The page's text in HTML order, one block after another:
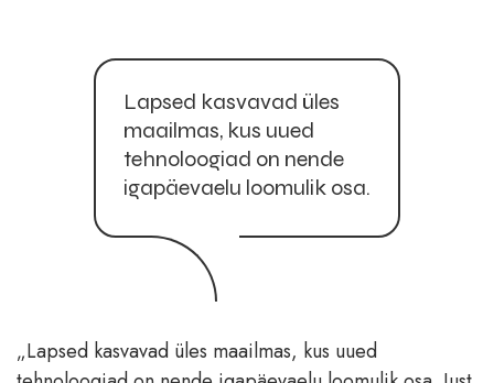
Lapsed kasvavad üles
maailmas, kus uued
tehnoloogiad on nende
igapäevaelu loomulik osa.
„Lapsed kasvavad üles maailmas, kus uued